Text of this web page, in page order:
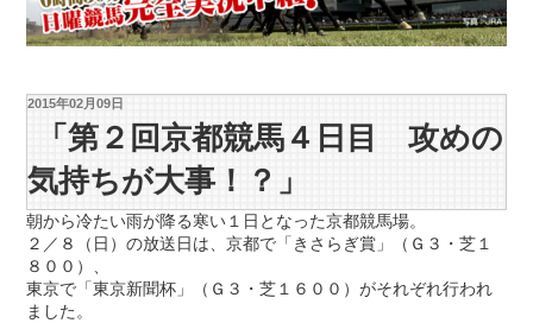
2015年02月09日
「第２回京都競馬４日目 攻めの
気持ちが大事！？」
朝から冷たい雨が降る寒い１日となった京都競馬場。
２／８（日）の放送日は、京都で「きさらぎ賞」（Ｇ３・芝１
８００）、
東京で「東京新聞杯」（Ｇ３・芝１６００）がそれぞれ行われ
ました。